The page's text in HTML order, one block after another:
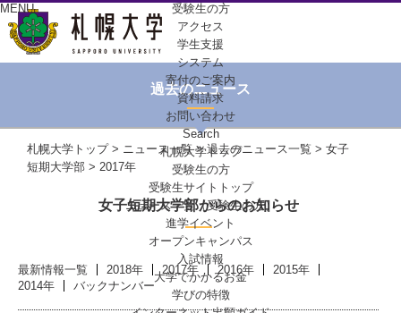
MENU
受験生の方
アクセス
学生支援
システム
寄付のご案内
資料請求
お問い合わせ
Search
札幌大学トップ
受験生の方
受験生サイトトップ
ニュース一覧（受験生の方）
進学イベント
オープンキャンパス
入試情報
大学でかかるお金
学びの特徴
過去のニュース
札幌大学トップ> ニュース一覧>過去のニュース一覧 > 女子
短期大学部 > 2017年
女子短期大学部からのお知らせ
最新情報一覧 2018年 2017年 2016年
2015年
2014年
バックナンバー